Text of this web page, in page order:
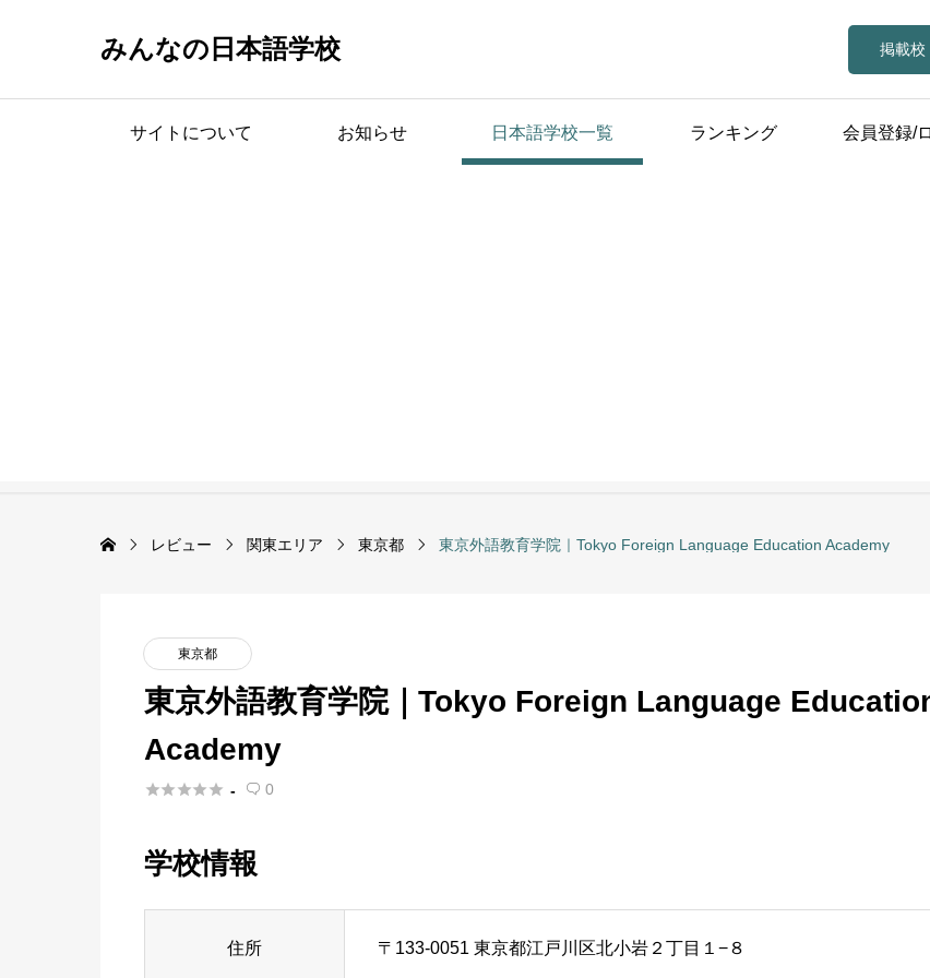
みんなの日本語学校 掲載校
サイトについて お知らせ 日本語学校一覧 ランキング 会員登録/
レビュー 関東エリア 東京都 東京外語教育学院｜Tokyo Foreign Language Education Academy
東京都
東京外語教育学院｜Tokyo Foreign Language
Academy
 -  0
学校情報
住所 〒133-0051 東京都江戸川区北小岩２丁目１−８